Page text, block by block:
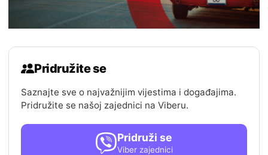
Pridružite se
Saznajte sve o najvažnijim vijestima i događajima.
Pridružite se našoj zajednici na Viberu.
Pridruži se
Viber zajednici